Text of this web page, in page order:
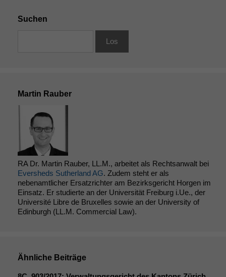
Suchen
Martin Rauber
RA Dr. Martin Rauber, LL.M., arbeitet als Rechtsanwalt bei
Eversheds Sutherland AG. Zudem steht er als
nebenamtlicher Ersatzrichter am Bezirksgericht Horgen im
Einsatz. Er studierte an der Universität Freiburg i.Ue., der
Université Libre de Bruxelles sowie an der University of
Edinburgh (LL.M. Commercial Law).
Ähnliche Beiträge
werden kann.
Statistiken
Um unsere
statistische